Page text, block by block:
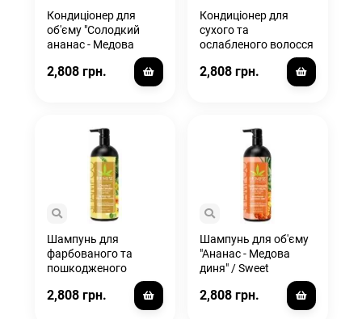
Кондиціонер для
об'єму "Солодкий
ананас - Медова
Pineapple & Honey
2,808 грн.
Кондиціонер для
сухого та
ослабленого волосся
зволоження" / Triple
Moisture Fresh Citrus
2,808 грн.
Шампунь для
фарбованого та
пошкодженого
волосся Original /
Original Floral Banana
Herbal Shampoo Color
2,808 грн.
Шампунь для об'єму
"Ананас - Медова
диня" / Sweet
Pineapple & Honey
Melon
2,808 грн.